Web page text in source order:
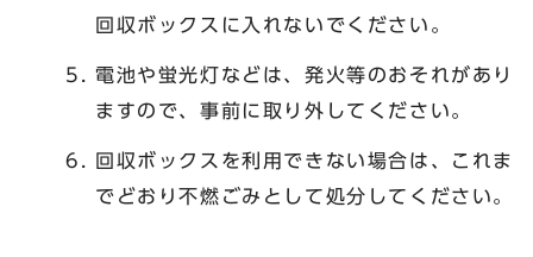
回収ボックスに入れないでください。
電池や蛍光灯などは、発火等のおそれがあり
ますので、事前に取り外してください。
回収ボックスを利用できない場合は、これま
でどおり不燃ごみとして処分してください。